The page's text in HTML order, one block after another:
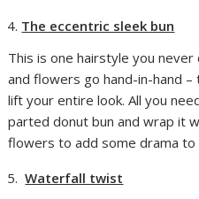
The eccentric sleek bun
This is one hairstyle you
and flowers go hand-in-hand
lift your entire look. All you
parted donut bun and wrap it
flowers to add some drama to
Waterfall twist